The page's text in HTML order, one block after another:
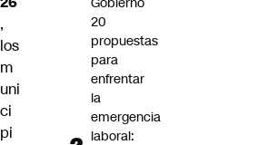
,
los
m
uni
ci
pi
20
propuestas
para
enfrentar
la
emergencia
laboral: